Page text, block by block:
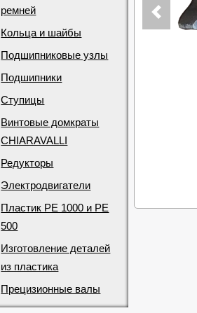
ремней
Кольца и шайбы
Подшипниковые узлы
Подшипники
Ступицы
Винтовые домкраты
CHIARAVALLI
Редукторы
Электродвигатели
Пластик PE 1000 и PE
500
Изготовление деталей
из пластика
Прецизионные валы